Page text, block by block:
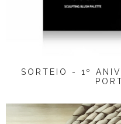
SORTEIO - 1º